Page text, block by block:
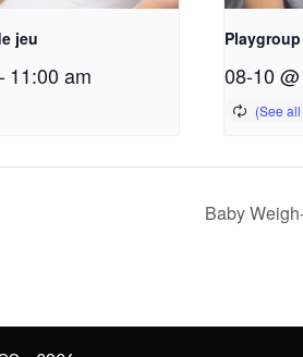
jeu
-11:00 am 08-10
Baby